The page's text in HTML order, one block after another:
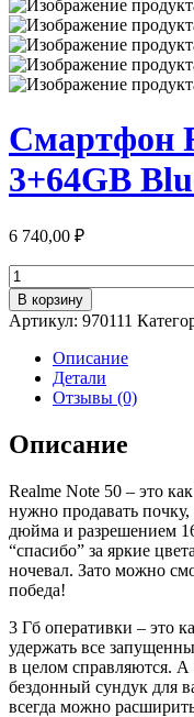
Смартфон
3+64GB
6 740,00 ₽
Количество
товара
Смартфон
Realme
Note
3+64GB
В корзину
Артикул: 970111
Описание
Детали
Отзывы (0)
Описание
Realme Note 50 – это
нужно продавать
дюйма и разрешением
“спасибо” за яркие
ночевал. Зато можно
победа!
3 Гб оперативки – это
удержать все
в целом справляются. А
бездонный сундук для
всегда можно